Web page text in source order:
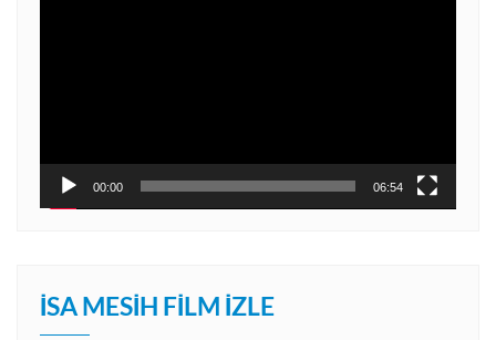
00:00 06:54
İSA MESIH FILM İZLE